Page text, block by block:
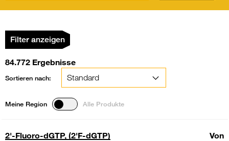
Filter anzeigen
84.772 Ergebnisse
Alle Produkte
Meine Region
Sortieren nach:
2'-Fluoro-dGTP, (2'F-dGTP)
Von